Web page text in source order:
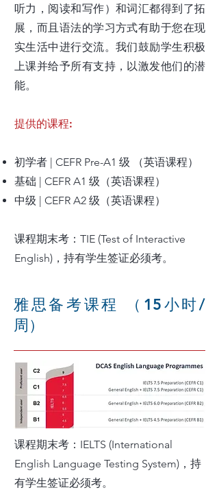
听力，阅读和写作）和词汇都得到了拓
展，而且语法的学习方式有助于您在现
实生活中进行交流。我们鼓励学生积极
上课并给予所有支持，以激发他们的潜
能。
提供的课程:
初学者 | CEFR Pre-A1 级 （英语课程）
基础 | CEFR A1 级（英语课程）
中级 | CEFR A2 级（英语课程）
课程期末考：TIE (Test of Interactive
English)，持有学生签证必须考。
雅思备考课程 （15小时/
周）
课程期末考：IELTS (International
English Language Testing System)，持
有学生签证必须考。